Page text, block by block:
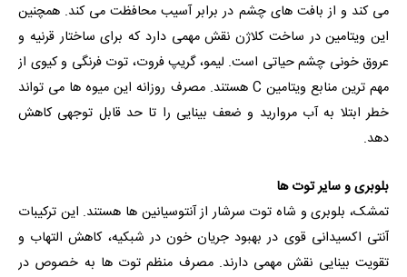
می کند و از بافت های چشم در برابر آسیب محافظت می کند. همچنین
این ویتامین در ساخت کلاژن نقش مهمی دارد که برای ساختار قرنیه و
عروق خونی چشم حیاتی است. لیمو، گریپ فروت، توت فرنگی و کیوی از
مهم ترین منابع ویتامین C هستند. مصرف روزانه این میوه ها می تواند
خطر ابتلا به آب مروارید و ضعف بینایی را تا حد قابل توجهی کاهش
دهد.
بلوبری و سایر توت ها
تمشک، بلوبری و شاه توت سرشار از آنتوسیانین‌ ها هستند. این ترکیبات
آنتی اکسیدانی قوی در بهبود جریان خون در شبکیه، کاهش التهاب و
تقویت بینایی نقش مهمی دارند. مصرف منظم توت ها به خصوص در